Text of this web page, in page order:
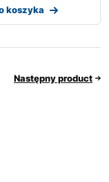
koszyka
Następny product